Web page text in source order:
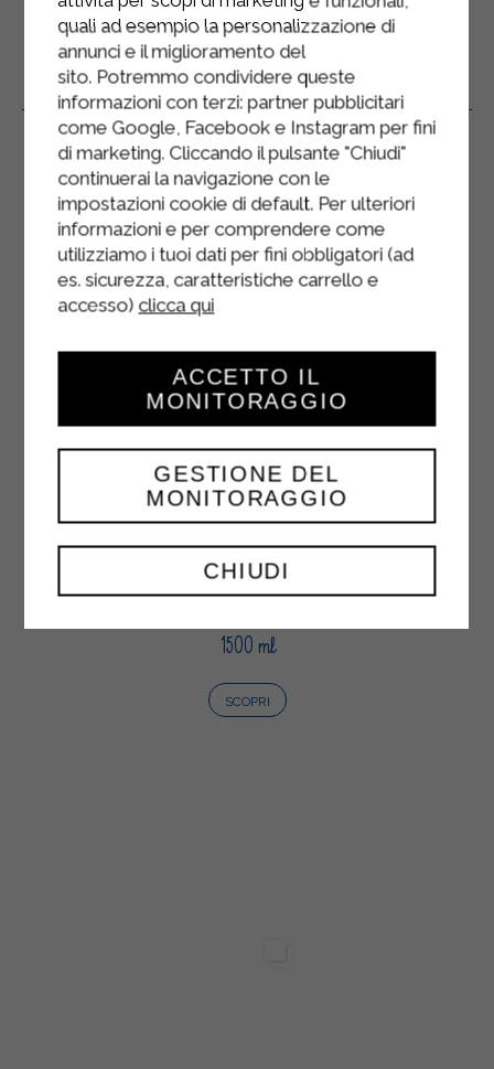
Prodotti Correlati
NETTARE FRUTTAMIX
1500 ml
SCOPRI
quali ad esempio la personalizzazione di
annunci e il miglioramento del
sito. Potremmo condividere queste
informazioni con terzi: partner pubblicitari
come Google, Facebook e Instagram per fini
di marketing. Cliccando il pulsante "Chiudi"
continuerai la navigazione con le
impostazioni cookie di default. Per ulteriori
informazioni e per comprendere come
utilizziamo i tuoi dati per fini obbligatori (ad
es. sicurezza, caratteristiche carrello e
accesso) clicca qui
CHIUDI
GESTIONE DEL
MONITORAGGIO
ACCETTO IL
MONITORAGGIO